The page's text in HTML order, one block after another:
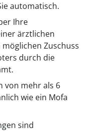
automatisch.
Ihre
ärztlichen
Zuschuss
durch die
von mehr als 6
wie ein Mofa
sind